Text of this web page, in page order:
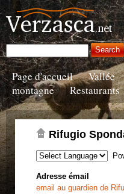
Page d'accueil Vallée
montagne
Restaurants
Rifugio
Adresse émail
email au guardien de